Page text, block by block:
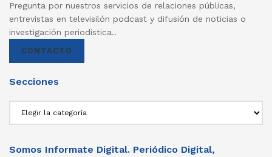
Pregunta por nuestros servicios de relaciones públicas,
entrevistas en televisilón podcast y difusión de noticias o
investigación periodistica..
CONTACTO
Secciones
Somos Informate Digital. Periódico Digital,